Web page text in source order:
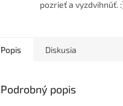
pozrieť a vyzdvihnúť.
Popis Diskusia
Podrobný popis